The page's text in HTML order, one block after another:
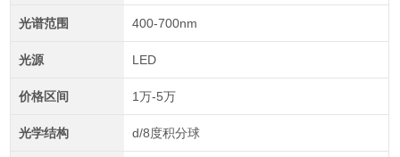
光谱范围 400-700nm
光源 LED
价格区间 1万-5万
光学结构 d/8度积分球